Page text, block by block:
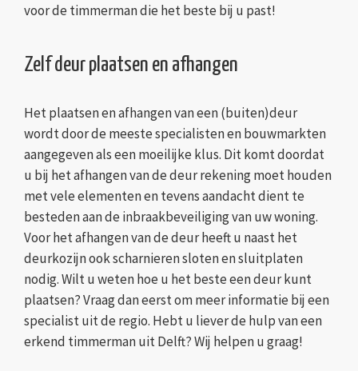
voor de timmerman die het beste bij u past!
Zelf deur plaatsen en afhangen
Het plaatsen en afhangen van een (buiten)deur
wordt door de meeste specialisten en bouwmarkten
aangegeven als een moeilijke klus. Dit komt doordat
u bij het afhangen van de deur rekening moet houden
met vele elementen en tevens aandacht dient te
besteden aan de inbraakbeveiliging van uw woning.
Voor het afhangen van de deur heeft u naast het
deurkozijn ook scharnieren sloten en sluitplaten
nodig. Wilt u weten hoe u het beste een deur kunt
plaatsen? Vraag dan eerst om meer informatie bij een
specialist uit de regio. Hebt u liever de hulp van een
erkend timmerman uit Delft? Wij helpen u graag!